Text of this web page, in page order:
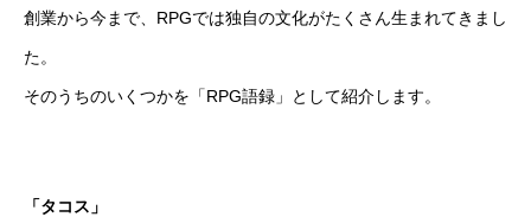
創業から今まで、RPGでは独自の文化がたくさん生まれてきまし
た。
そのうちのいくつかを「RPG語録」として紹介します。
「タコス」